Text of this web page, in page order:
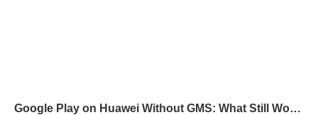
Google Play on Huawei Without GMS: What Still Works